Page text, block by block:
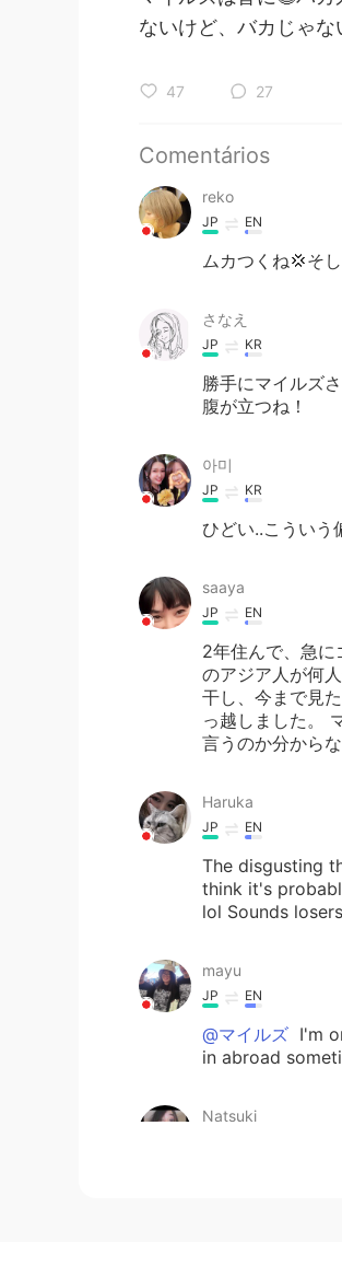
ないけど、バカじゃな
47 27
Comentários
reko
JP EN
ムカつくね💢そ
さなえ
JP KR
勝手にマイルズ
腹が立つね！
아미
JP KR
ひどい..こういう
saaya
JP EN
2年住んで、急に
のアジア人が何
干し、今まで見
っ越しました。
言うのか分から
Haruka
JP EN
The disgusting
think it's
lol Sounds
mayu
JP EN
@マイルズ I'm
in abroad
Natsuki